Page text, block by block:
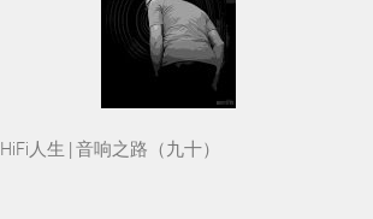
HiFi人生 | 音响之路（九十）